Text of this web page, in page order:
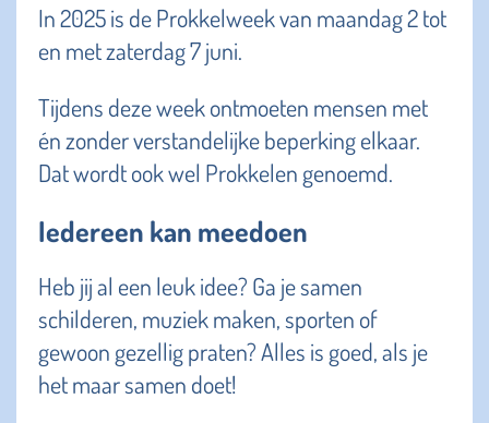
In 2025 is de Prokkelweek van maandag 2 tot
en met zaterdag 7 juni.
Tijdens deze week ontmoeten mensen met
én zonder verstandelijke beperking elkaar.
Dat wordt ook wel Prokkelen genoemd.
Iedereen kan meedoen
Heb jij al een leuk idee? Ga je samen
schilderen, muziek maken, sporten of
gewoon gezellig praten? Alles is goed, als je
het maar samen doet!